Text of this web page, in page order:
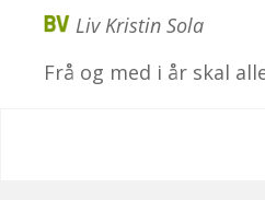
Liv Kristin Sola​
Frå og med i år skal